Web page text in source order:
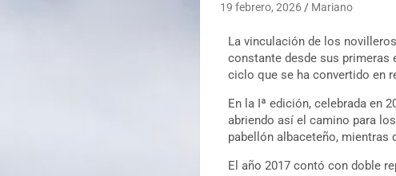
19 febrero, 2026 Mariano
La vinculación de los
constante desde sus primeras
ciclo que se ha convertido en
En la Iª edición, celebrada en
abriendo así el camino para
pabellón albaceteño, mientras
El año 2017 contó con doble